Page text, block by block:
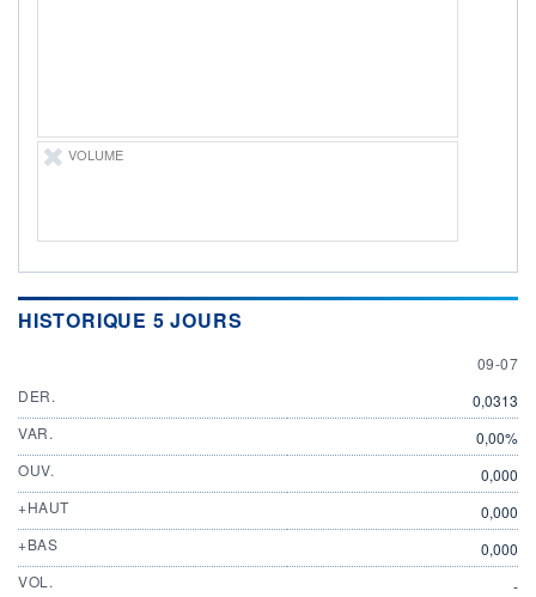
VOLUME
HISTORIQUE 5 JOURS
9 JULY
09-07
DER.
0,0313
VAR.
0,00%
OUV.
0,000
+HAUT
0,000
+BAS
0,000
VOL.
-